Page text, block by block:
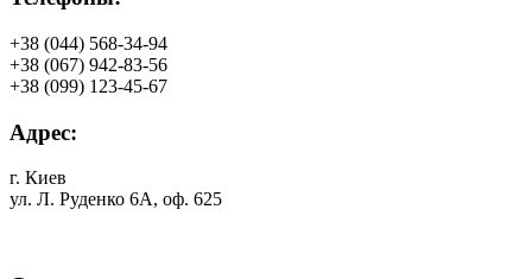
+38 (044) 568-34-94
+38 (067) 942-83-56
+38 (099) 123-45-67
Адрес:
г. Киев
ул. Л. Руденко 6А, оф. 625